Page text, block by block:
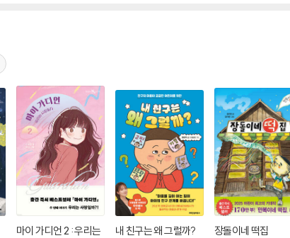
마이 가디언 2 : 우리는
내 친구는 왜 그럴까? 장돌이네 떡집